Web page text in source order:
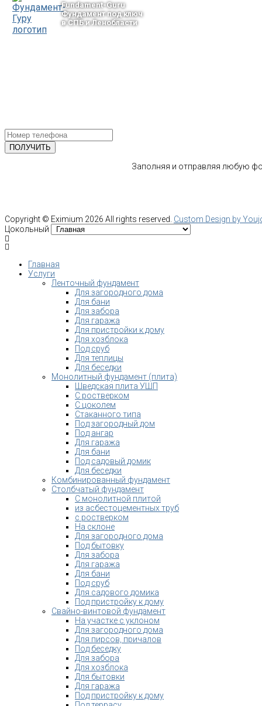
Fundament-Guru
Фундамент под ключ
в СПБ и Ленобласти
Заполняя и отправляя любую
Copyright © Eximium 2026 All rights reserved. Custom Design by
Цокольный
Главная
Услуги
Ленточный фундамент
Для загородного дома
Для бани
Для забора
Для гаража
Для пристройки к дому
Для хозблока
Под сруб
Для теплицы
Для беседки
Монолитный фундамент (плита)
Шведская плита УШП
С ростверком
С цоколем
Стаканного типа
Под загородный дом
Под ангар
Для гаража
Для бани
Под садовый домик
Для беседки
Комбинированный фундамент
Столбчатый фундамент
С монолитной плитой
из асбестоцементных труб
с ростверком
На склоне
Для загородного дома
Под бытовку
Для забора
Для гаража
Для бани
Под сруб
Для садового домика
Под пристройку к дому
Свайно-винтовой фундамент
На участке с уклоном
Для загородного дома
Для пирсов, причалов
Под беседку
Для забора
Для хозблока
Для бытовки
Для гаража
Под пристройку к дому